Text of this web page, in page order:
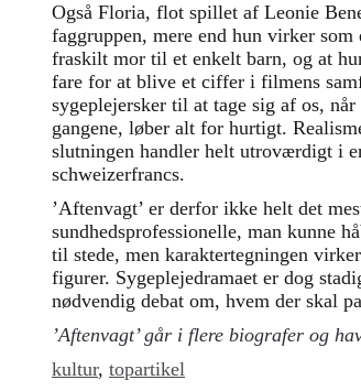
Også Floria, flot spillet af Leonie
faggruppen, mere end hun virker
fraskilt mor til et enkelt barn, og at
fare for at blive et ciffer i filmens
sygeplejersker til at tage sig af os,
gangene, løber alt for hurtigt.
slutningen handler helt utroværdigt i
schweizerfrancs.
’Aftenvagt’ er derfor ikke helt det
sundhedsprofessionelle, man kunne
til stede, men karaktertegningen
figurer. Sygeplejedramaet er dog
nødvendig debat om, hvem der skal
’Aftenvagt’ går i flere biografer og
kultur, topartikel